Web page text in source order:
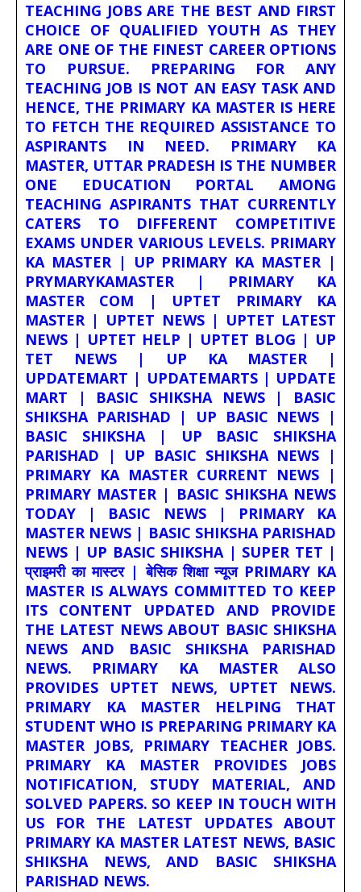
TEACHING JOBS ARE THE BEST AND FIRST
CHOICE OF QUALIFIED YOUTH AS THEY
ARE ONE OF THE FINEST CAREER OPTIONS
TO PURSUE. PREPARING FOR ANY
TEACHING JOB IS NOT AN EASY TASK AND
HENCE, THE PRIMARY KA MASTER IS HERE
TO FETCH THE REQUIRED ASSISTANCE TO
ASPIRANTS IN NEED. PRIMARY KA
MASTER, UTTAR PRADESH IS THE NUMBER
ONE EDUCATION PORTAL AMONG
TEACHING ASPIRANTS THAT CURRENTLY
CATERS TO DIFFERENT COMPETITIVE
EXAMS UNDER VARIOUS LEVELS. PRIMARY
KA MASTER | UP PRIMARY KA MASTER |
PRYMARYKAMASTER | PRIMARY KA
MASTER COM | UPTET PRIMARY KA
MASTER | UPTET NEWS | UPTET LATEST
NEWS | UPTET HELP | UPTET BLOG | UP
TET NEWS | UP KA MASTER |
UPDATEMART | UPDATEMARTS | UPDATE
MART | BASIC SHIKSHA NEWS | BASIC
SHIKSHA PARISHAD | UP BASIC NEWS |
BASIC SHIKSHA | UP BASIC SHIKSHA
PARISHAD | UP BASIC SHIKSHA NEWS |
PRIMARY KA MASTER CURRENT NEWS |
PRIMARY MASTER | BASIC SHIKSHA NEWS
TODAY | BASIC NEWS | PRIMARY KA
MASTER NEWS | BASIC SHIKSHA PARISHAD
NEWS | UP BASIC SHIKSHA | SUPER TET |
प्राइमरी का मास्टर | बेसिक शिक्षा न्यूज PRIMARY KA
MASTER IS ALWAYS COMMITTED TO KEEP
ITS CONTENT UPDATED AND PROVIDE
THE LATEST NEWS ABOUT BASIC SHIKSHA
NEWS AND BASIC SHIKSHA PARISHAD
NEWS. PRIMARY KA MASTER ALSO
PROVIDES UPTET NEWS, UPTET NEWS.
PRIMARY KA MASTER HELPING THAT
STUDENT WHO IS PREPARING PRIMARY KA
MASTER JOBS, PRIMARY TEACHER JOBS.
PRIMARY KA MASTER PROVIDES JOBS
NOTIFICATION, STUDY MATERIAL, AND
SOLVED PAPERS. SO KEEP IN TOUCH WITH
US FOR THE LATEST UPDATES ABOUT
PRIMARY KA MASTER LATEST NEWS, BASIC
SHIKSHA NEWS, AND BASIC SHIKSHA
PARISHAD NEWS.